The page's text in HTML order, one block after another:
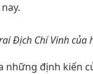
Địch Chí Vinh của
định kiến